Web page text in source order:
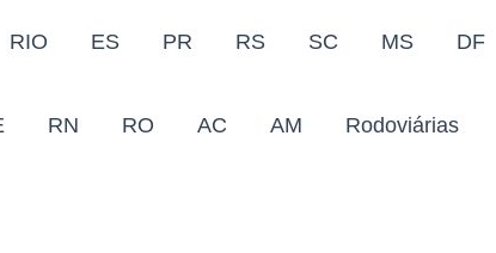
RIO ES PR RS SC MS DF
RN RO AC AM Rodoviárias